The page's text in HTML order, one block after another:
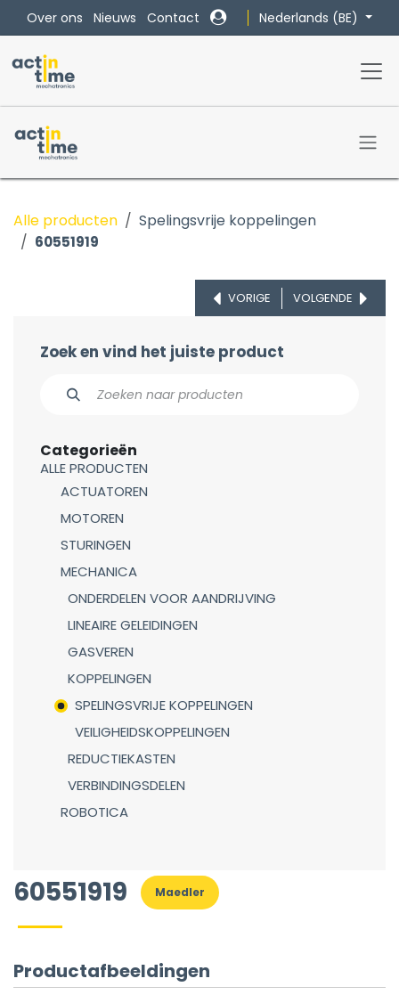
Overslaan naar inhoud
Over ons Nieuws Contact Nederlands (BE)
Alle producten Spelingsvrije koppelingen
60551919
VORIGE VOLGENDE
Zoek en vind het juiste product
Categorieën
ALLE PRODUCTEN
ACTUATOREN
MOTOREN
STURINGEN
MECHANICA
ONDERDELEN VOOR AANDRIJVING
LINEAIRE GELEIDINGEN
GASVEREN
KOPPELINGEN
SPELINGSVRIJE KOPPELINGEN
VEILIGHEIDSKOPPELINGEN
REDUCTIEKASTEN
VERBINDINGSDELEN
ROBOTICA
60551919 Maedler
Productafbeeldingen